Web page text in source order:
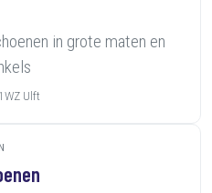
in grote maten en
Ulft